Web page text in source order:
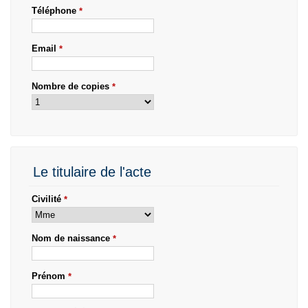
Téléphone *
Email *
Nombre de copies *
Le titulaire de l'acte
Civilité *
Nom de naissance *
Prénom *